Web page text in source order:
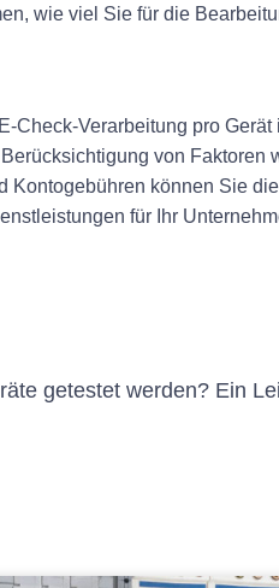
wie viel Sie für die
Check-Verarbeitung pro
von
Kontogebühren können Sie
für Ihr